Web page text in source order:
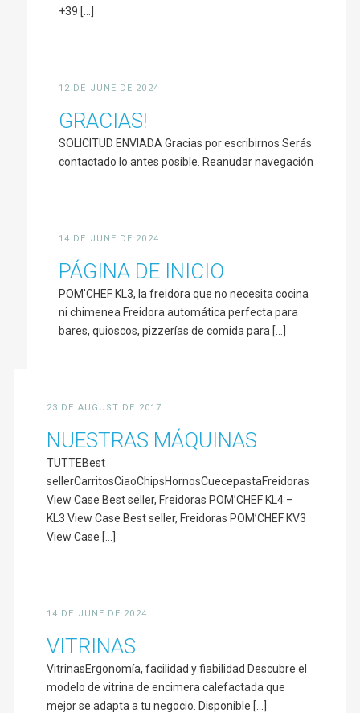
+39 [...]
12 DE JUNE DE 2024
GRACIAS!
SOLICITUD ENVIADA Gracias por escribirnos Serás
contactado lo antes posible. Reanudar navegación
14 DE JUNE DE 2024
PÁGINA DE INICIO
POM'CHEF KL3, la freidora que no necesita cocina
ni chimenea Freidora automática perfecta para
bares, quioscos, pizzerías de comida para [...]
23 DE AUGUST DE 2017
NUESTRAS MÁQUINAS
TUTTEBest
sellerCarritosCiaoChipsHornosCuecepastaFreidoras
View Case Best seller, Freidoras POM’CHEF KL4 –
KL3 View Case Best seller, Freidoras POM’CHEF KV3
View Case [...]
14 DE JUNE DE 2024
VITRINAS
VitrinasErgonomía, facilidad y fiabilidad Descubre el
modelo de vitrina de encimera calefactada que
mejor se adapta a tu negocio. Disponible [...]